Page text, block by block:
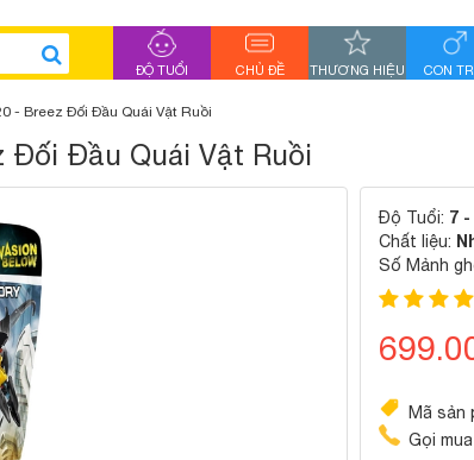
ĐỘ TUỔI CHỦ ĐỀ THƯƠNG HIỆU CON
- Breez Đối Đầu Quái Vật Ruồi
Đối Đầu Quái Vật Ruồi
Độ Tuổi: 7 -
Chất liệu:
Số Mảnh
Mã sản
Gọi mua